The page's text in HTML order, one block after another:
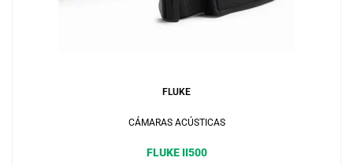
FLUKE
CÁMARAS ACÚSTICAS
FLUKE II500